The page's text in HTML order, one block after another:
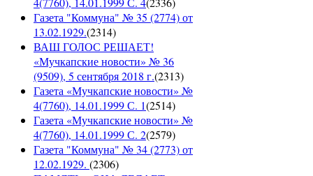
Газета "Коммуна" № 35 (2774) от
13.02.1929.(2314)
ВАШ ГОЛОС РЕШАЕТ!
«Мучкапские новости» № 36
(9509), 5 сентября 2018 г.(2313)
Газета «Мучкапские новости» №
4(7760), 14.01.1999 С. 1(2514)
Газета «Мучкапские новости» №
4(7760), 14.01.1999 С. 2(2579)
Газета "Коммуна" № 34 (2773) от
12.02.1929. (2306)